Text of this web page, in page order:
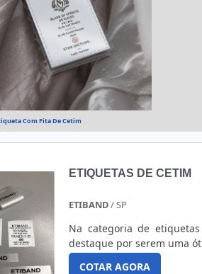
Com Fita De Cetim
ETIQUETAS DE CETIM
ETIBAND/ SP
Na categoria de
destaque por serem uma
COTAR AGORA